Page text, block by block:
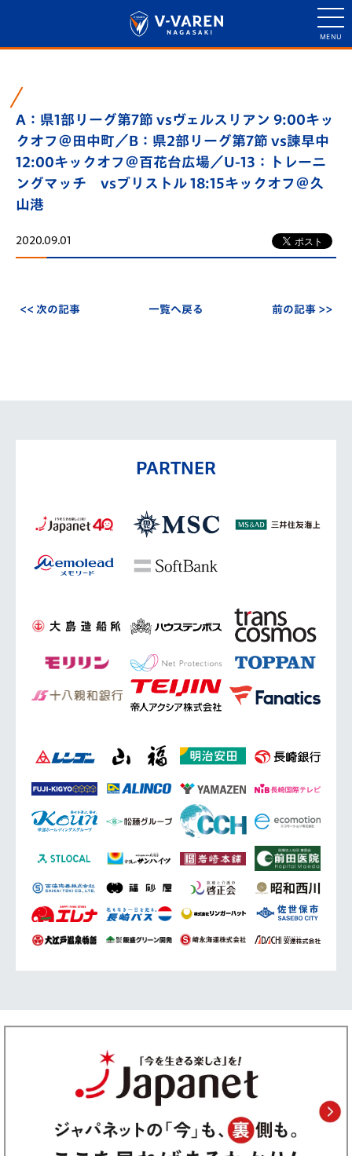
A：県1部リーグ第7節 vsヴェルスリアン 9:00キッ
クオフ＠田中町／B：県2部リーグ第7節 vs諫早中
12:00キックオフ＠百花台広場／U-13：トレーニ
ングマッチ vsブリストル 18:15キックオフ＠久
山港
2020.09.01
<< 次の記事 一覧へ戻る 前の記事 >>
PARTNER